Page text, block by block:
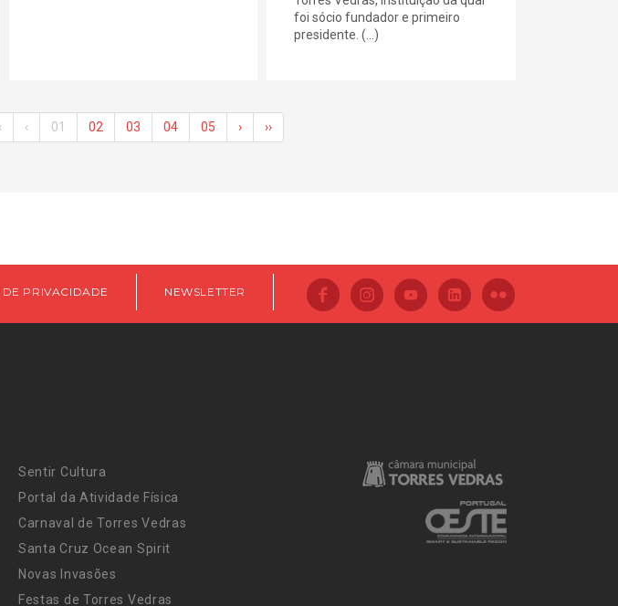
foi sócio fundador e primeiro
presidente. (...)
‹ 01 02 03 04 05 › ››
PRIVACIDADE NEWSLETTER
Sentir Cultura
Portal da Atividade Física
Carnaval de Torres Vedras
Santa Cruz Ocean Spirit
Novas Invasões
Festas de Torres Vedras